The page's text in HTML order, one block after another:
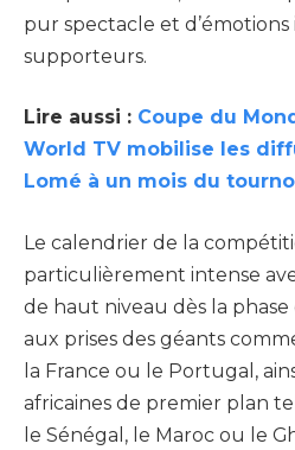
pur spectacle et
supporteurs.
Lire aussi : Coupe du
World TV mobilise les
Lomé à un mois du
Le calendrier de la
particulièrement intense
de haut niveau dès la
aux prises des géants
la France ou le Portugal,
africaines de premier plan
le Sénégal, le Maroc ou le